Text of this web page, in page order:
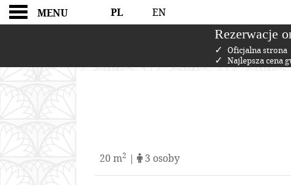
MENU PL EN
Rezerwacje
✓ Oficjalna strona
✓ Najlepsza cena
20 m2 | 3 osoby